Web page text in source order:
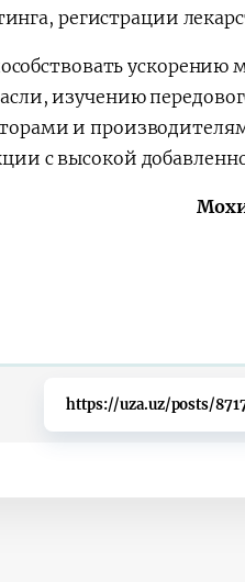
регистрации
изучению
и
с высокой
https://uza.uz/posts/